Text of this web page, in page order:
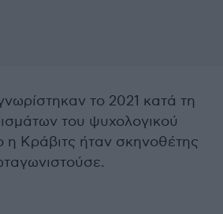
το 2021 κατά τη
του ψυχολογικού
η Κράβιτς ήταν σκηνοθέτης